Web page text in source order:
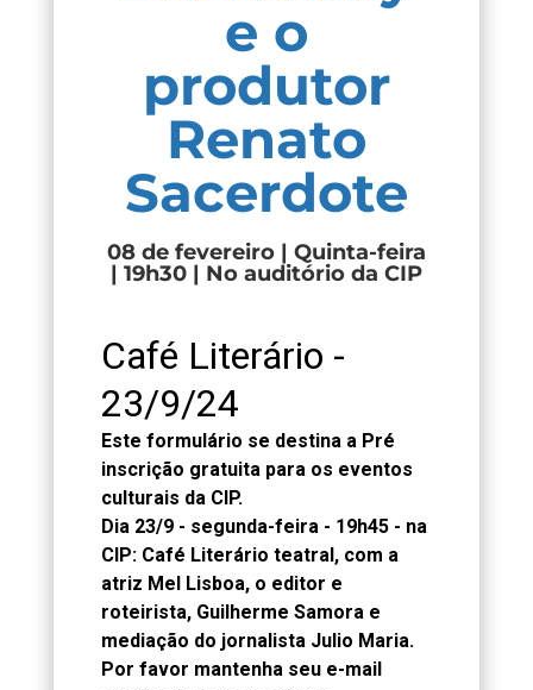
e o
produtor
Renato
Sacerdote
08 de fevereiro | Quinta-feira
| 19h30 | No auditório da CIP